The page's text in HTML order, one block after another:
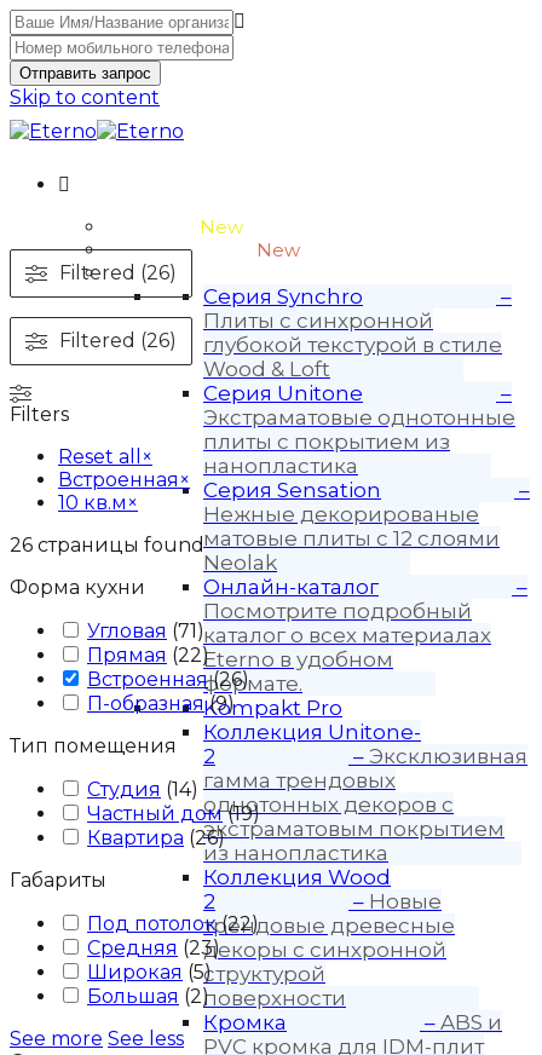
Отправить запрос
Skip to content
New
Wood-3 и Loft-2
New
Материалы
Серия Synchro
–
Плиты с синхронной
глубокой текстурой в стиле
Wood & Loft
Серия Unitone
–
Экстраматовые однотонные
плиты с покрытием из
нанопластика
Серия Sensation
–
Нежные декорированые
матовые плиты с 12 слоями
Neolak
Онлайн-каталог
–
Посмотрите подробный
каталог о всех материалах
Eterno в удобном
формате.
Kompakt Pro
Коллекция Unitone-
2
– Эксклюзивная
гамма трендовых
однотонных декоров с
экстраматовым покрытием
из нанопластика
Коллекция Wood
2
– Новые
трендовые древесные
декоры с синхронной
структурой
поверхности
Кромка
– ABS и
PVC кромка для IDM-плит
Filtered (26)
Filtered (26)
Filters
Reset all
×
Встроенная ×
10 кв.м ×
26 страницы found
Форма кухни
Угловая (71)
Прямая (22)
Встроенная (26)
П-образная (9)
Тип помещения
Студия (14)
Частный дом (19)
Квартира (26)
Габариты
Под потолок (22)
Средняя (23)
Широкая (5)
Большая (2)
See more See less